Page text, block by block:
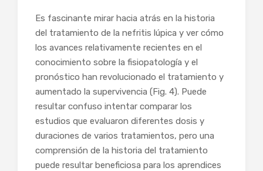
Es fascinante mirar hacia atrás en la historia
del tratamiento de la nefritis lúpica y ver cómo
los avances relativamente recientes en el
conocimiento sobre la fisiopatología y el
pronóstico han revolucionado el tratamiento y
aumentado la supervivencia (Fig. 4). Puede
resultar confuso intentar comparar los
estudios que evaluaron diferentes dosis y
duraciones de varios tratamientos, pero una
comprensión de la historia del tratamiento
puede resultar beneficiosa para los aprendices